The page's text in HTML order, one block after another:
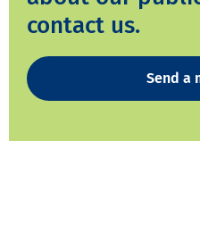
contact us.
Send a